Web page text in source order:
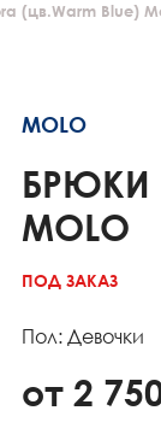
(цв.Warm Blue)
MOLO
БРЮКИ
MOLO
ПОД ЗАКАЗ
Пол: Девочки
от 2